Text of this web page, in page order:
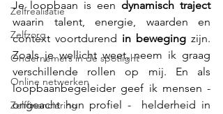
Zelfrealisatie
Zelfzorg
Ondernemers in de spotlight
Online netwerken
Zelffinanciering
Je loopbaan is een dynamisch traject
waarin talent, energie, waarden en
context voortdurend in beweging zijn.
Zoals je wellicht weet, neem ik graag
verschillende rollen op mij. En als
loopbaanbegeleider geef ik mensen -
ongeacht hun profiel -  helderheid in